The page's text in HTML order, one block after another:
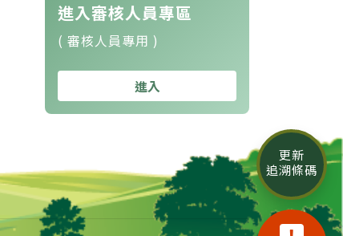
更新
追溯條碼
進入審核人員專區
( 審核人員專用 )
進入